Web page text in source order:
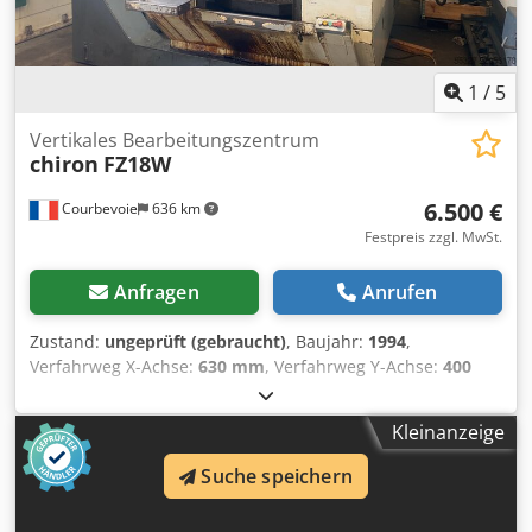
1 / 5
Courbevoie 636 km
Vertikales Bearbeitungszentrum
chiron FZ18W
6.500 €
Festpreis zzgl. MwSt.
Anfragen Anrufen
Zustand: ungeprüft (gebraucht), Baujahr: 1994,
Verfahrweg X-Achse: 630 mm, Verfahrweg Y-Achse: 400
426 mm
kg, Anzahl der Steckplätze im Werkzeugmagazin:20,
FZ18W Magnum Rotopallets Fanuc OM Spindel BT40, max.
Spindeldrehzahl 8000 U/min Werkzeugwechsler für 20
Werkzeuge 2 Tische Nikken Teilapparat Dcedpfx Ajzbal Ieh
Kleinanzeige
Suche speichern